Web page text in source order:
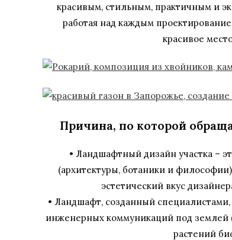
красивым, стильным, практичным и
работая над каждым
красивое
Причина, по которой
• Ландшафтный дизайн участка –
(архитектуры, ботаники и
эстетический вкус
• Ландшафт, созданный
инженерных коммуникаций под землей
растений